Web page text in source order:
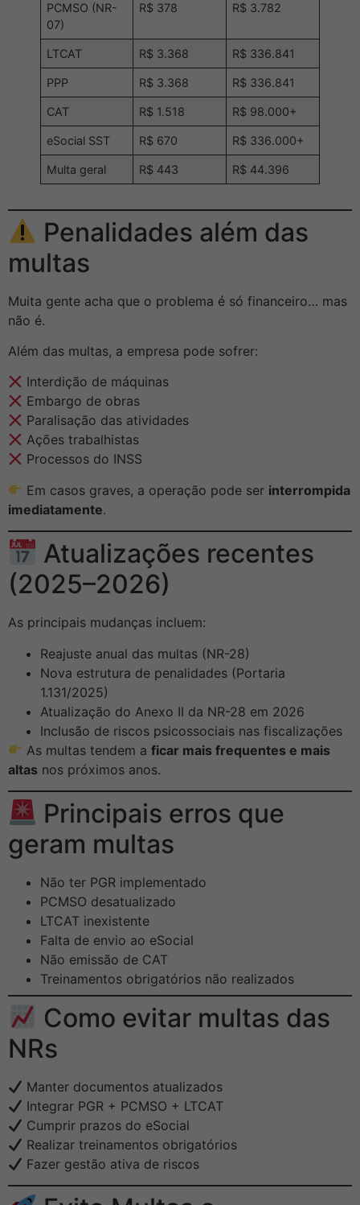
PCMSO (NR-
07)
R$ 378 R$ 3.782
LTCAT R$ 3.368 R$ 336.841
PPP R$ 3.368 R$ 336.841
CAT R$ 1.518 R$ 98.000+
eSocial SST R$ 670 R$ 336.000+
Multa geral R$ 443 R$ 44.396
Penalidades além das
multas
Muita gente acha que o problema é só financeiro… mas
não é.
Além das multas, a empresa pode sofrer:
Interdição de máquinas
Embargo de obras
Paralisação das atividades
Ações trabalhistas
Processos do INSS
Em casos graves, a operação pode ser interrompida
imediatamente.
Atualizações recentes
(2025–2026)
As principais mudanças incluem:
Reajuste anual das multas (NR-28)
Nova estrutura de penalidades (Portaria
1.131/2025)
Atualização do Anexo II da NR-28 em 2026
Inclusão de riscos psicossociais nas fiscalizações
As multas tendem aficar mais frequentes e mais
altas nos próximos anos.
Principais erros que
geram multas
Não ter PGR implementado
PCMSO desatualizado
LTCAT inexistente
Falta de envio ao eSocial
Não emissão de CAT
Treinamentos obrigatórios não realizados
Como evitar multas das
NRs
Manter documentos atualizados
Integrar PGR + PCMSO + LTCAT
Cumprir prazos do eSocial
Realizar treinamentos obrigatórios
Fazer gestão ativa de riscos